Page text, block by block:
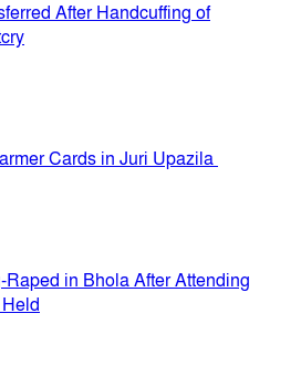
After Handcuffing of
Cards in Juri Upazila
in Bhola After Attending